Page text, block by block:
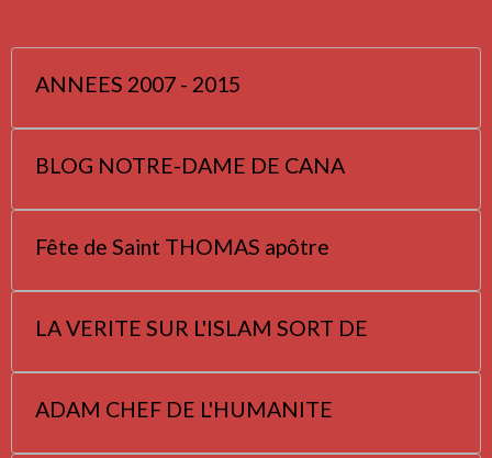
ANNEES 2007 - 2015
BLOG NOTRE-DAME DE CANA
Fête de Saint THOMAS apôtre
LA VERITE SUR L'ISLAM SORT DE
ADAM CHEF DE L'HUMANITE